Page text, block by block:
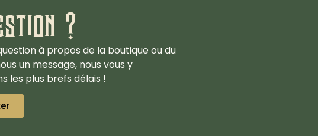
?
à propos de la boutique ou du
un message, nous vous y
les plus brefs délais !